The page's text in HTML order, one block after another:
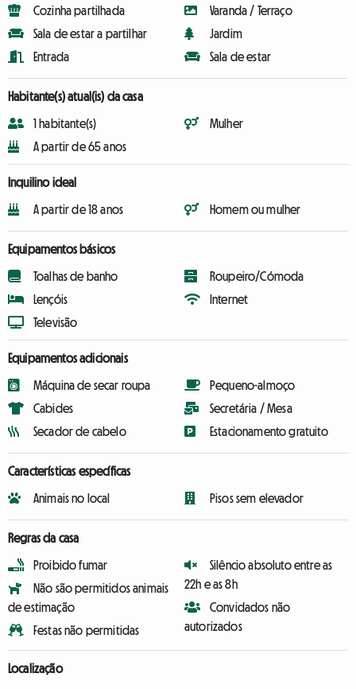
Cozinha partilhada
Sala de estar a partilhar
Entrada
Varanda / Terraço
Jardim
Sala de estar
Habitante(s) atual(is) da casa
1 habitante(s)
A partir de 65 anos
Mulher
Inquilino ideal
A partir de 18 anos Homem ou mulher
Equipamentos básicos
Toalhas de banho
Lençóis
Televisão
Roupeiro/Cómoda
Internet
Equipamentos adicionais
Máquina de secar roupa
Cabides
Secador de cabelo
Pequeno-almoço
Secretária / Mesa
Estacionamento gratuito
Características específicas
Animais no local Pisos sem elevador
Regras da casa
Proibido fumar
Não são permitidos animais
de estimação
Festas não permitidas
Silêncio absoluto entre as
22h e as 8h
Convidados não
autorizados
Localização